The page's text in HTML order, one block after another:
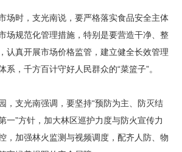
时，支光南说，要严格落实食品安全主体
场规范化管理措施，特别是要营造干净、整
认真开展市场价格监管，建立健全长效管理
系，千方百计守好人民群众的“菜篮子”。
支光南强调，要坚持“预防为主、防灭结
一”方针，加大林区巡护力度与防火宣传力
，加强林火监测与视频调度，配齐人防、物